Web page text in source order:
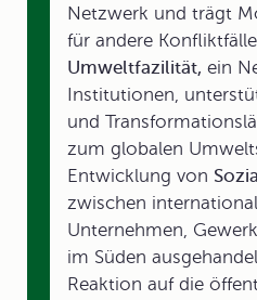
Netzwerk und trägt
für andere
Umweltfazilität, ein
Institutionen,
und
zum globalen
Entwicklung von
zwischen
Unternehmen,
im Süden
Reaktion auf die